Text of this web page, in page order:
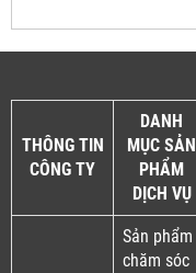
THÔNG TIN
CÔNG TY
DANH
MỤC SẢN
PHẨM
DỊCH VỤ
Sản phẩm
chăm sóc